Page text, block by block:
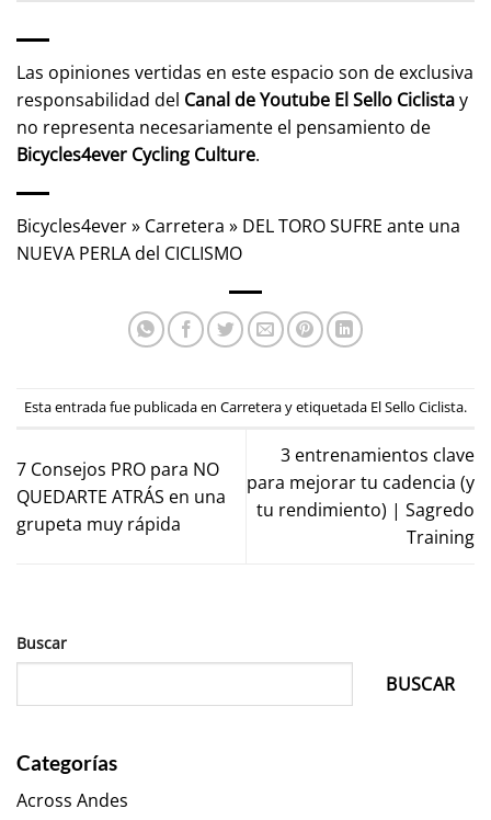
Las opiniones vertidas en este espacio son de exclusiva
responsabilidad del Canal de Youtube El Sello Ciclistay
no representa necesariamente el pensamiento de
Bicycles4ever Cycling Culture.
Bicycles4ever» Carretera » DEL TORO SUFRE ante una
NUEVA PERLA del CICLISMO
Esta entrada fue publicada en Carreteray etiquetada El Sello Ciclista.
7 Consejos PRO para NO
QUEDARTE ATRÁS en una
grupeta muy rápida
3 entrenamientos clave
para mejorar tu cadencia (y
tu rendimiento) | Sagredo
Training
Buscar
BUSCAR
Categorías
Across Andes